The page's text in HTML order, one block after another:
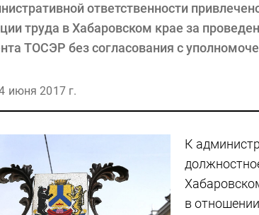
ответственности
труда в Хабаровском крае за
ТОСЭР без согласования с
июня 2017 г.
К
в